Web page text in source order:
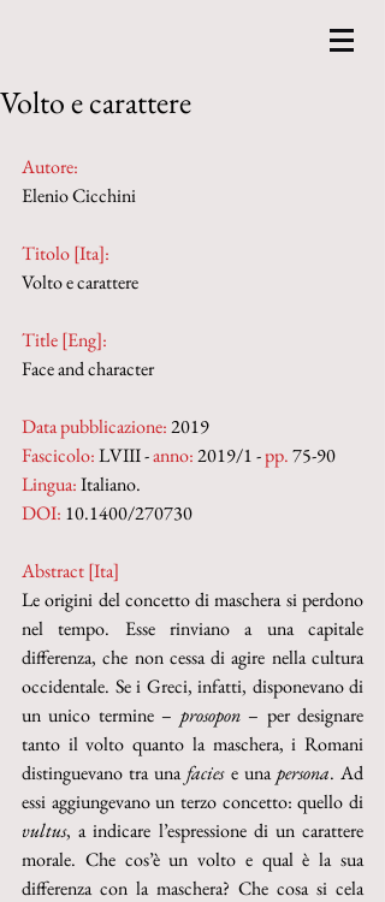
Volto e carattere
Autore:
Elenio Cicchini
Titolo [Ita]:
Volto e carattere
Title [Eng]:
Face and character
Data pubblicazione: 2019
Fascicolo: LVIII - anno: 2019/1 - pp. 75-90
Lingua: Italiano.
DOI: 10.1400/270730
Abstract [Ita]
Le origini del concetto di maschera si perdono
nel tempo. Esse rinviano a una capitale
differenza, che non cessa di agire nella cultura
occidentale. Se i Greci, infatti, disponevano di
un unico termine – prosopon – per designare
tanto il volto quanto la maschera, i Romani
distinguevano tra una facies e una persona. Ad
vultus, a indicare l’espressione di un carattere
morale. Che cos’è un volto e qual è la sua
differenza con la maschera? Che cosa si cela